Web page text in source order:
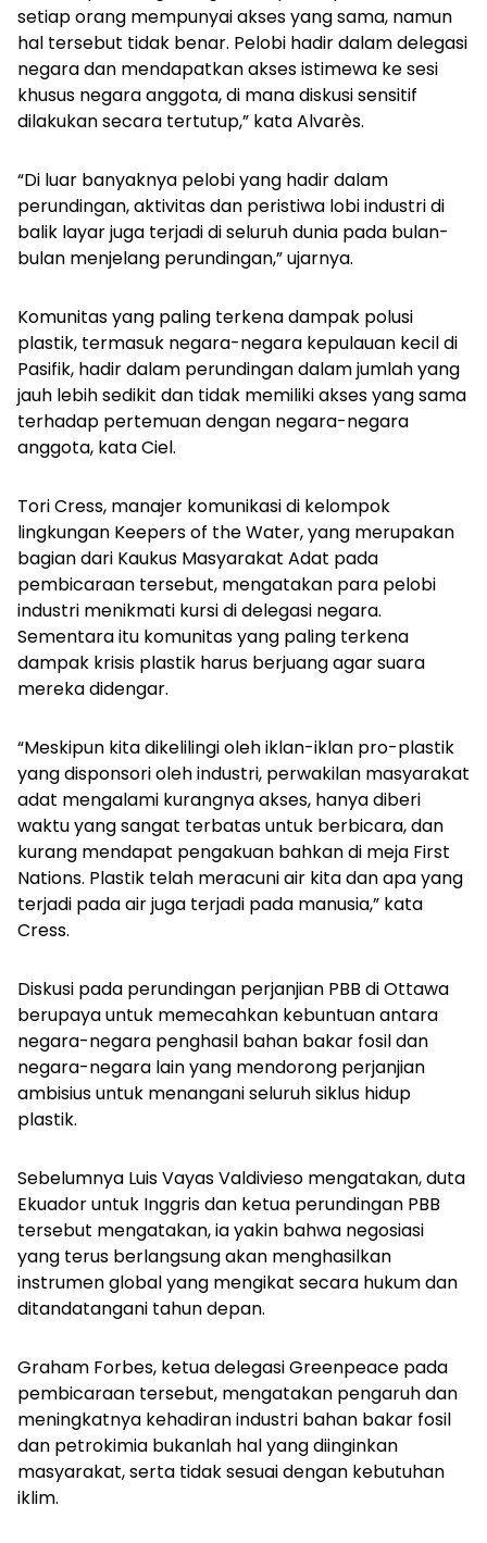
setiap orang mempunyai akses yang sama, namun
hal tersebut tidak benar. Pelobi hadir dalam delegasi
negara dan mendapatkan akses istimewa ke sesi
khusus negara anggota, di mana diskusi sensitif
dilakukan secara tertutup,” kata Alvarès.
“Di luar banyaknya pelobi yang hadir dalam
perundingan, aktivitas dan peristiwa lobi industri di
balik layar juga terjadi di seluruh dunia pada bulan-
bulan menjelang perundingan,” ujarnya.
Komunitas yang paling terkena dampak polusi
plastik, termasuk negara-negara kepulauan kecil di
Pasifik, hadir dalam perundingan dalam jumlah yang
jauh lebih sedikit dan tidak memiliki akses yang sama
terhadap pertemuan dengan negara-negara
anggota, kata Ciel.
Tori Cress, manajer komunikasi di kelompok
lingkungan Keepers of the Water, yang merupakan
bagian dari Kaukus Masyarakat Adat pada
pembicaraan tersebut, mengatakan para pelobi
industri menikmati kursi di delegasi negara.
Sementara itu komunitas yang paling terkena
dampak krisis plastik harus berjuang agar suara
mereka didengar.
“Meskipun kita dikelilingi oleh iklan-iklan pro-plastik
yang disponsori oleh industri, perwakilan masyarakat
adat mengalami kurangnya akses, hanya diberi
waktu yang sangat terbatas untuk berbicara, dan
kurang mendapat pengakuan bahkan di meja First
Nations. Plastik telah meracuni air kita dan apa yang
terjadi pada air juga terjadi pada manusia,” kata
Cress.
Diskusi pada perundingan perjanjian PBB di Ottawa
berupaya untuk memecahkan kebuntuan antara
negara-negara penghasil bahan bakar fosil dan
negara-negara lain yang mendorong perjanjian
ambisius untuk menangani seluruh siklus hidup
plastik.
Sebelumnya Luis Vayas Valdivieso mengatakan, duta
Ekuador untuk Inggris dan ketua perundingan PBB
tersebut mengatakan, ia yakin bahwa negosiasi
yang terus berlangsung akan menghasilkan
instrumen global yang mengikat secara hukum dan
ditandatangani tahun depan.
Graham Forbes, ketua delegasi Greenpeace pada
pembicaraan tersebut, mengatakan pengaruh dan
meningkatnya kehadiran industri bahan bakar fosil
dan petrokimia bukanlah hal yang diinginkan
masyarakat, serta tidak sesuai dengan kebutuhan
iklim.